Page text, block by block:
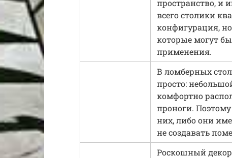
пространство, и
всего столики
конфигурация,
которые могут
применения.
В ломберных
просто:
комфортно
проноги.
них, либо они
не создавать
Роскошный